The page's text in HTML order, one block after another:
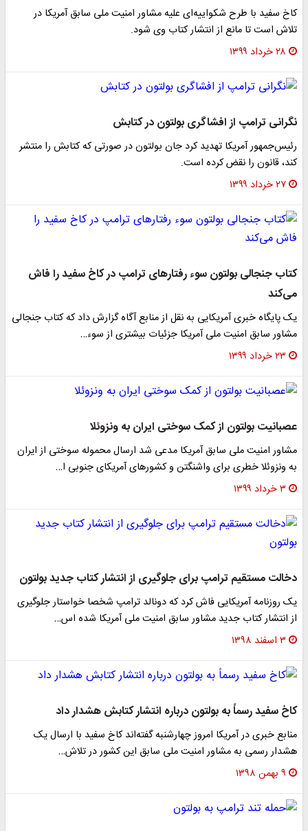
کاخ سفید با طرح شکواییه‌ای علیه مشاور امنیت ملی سابق آمریکا در
تلاش است تا مانع از انتشار کتاب وی شود.
۲۸ خرداد ۱۳۹۹
نگرانی ترامپ از افشاگری بولتون در کتابش
رئیس‌جمهور آمریکا تهدید کرد جان بولتون در صورتی که کتابش را منتشر
کند، قانون را نقض کرده است.
۲۷ خرداد ۱۳۹۹
کتاب جنجالی بولتون سوء رفتار‌های ترامپ در کاخ سفید را فاش
می‌کند
یک پایگاه خبری آمریکایی به نقل از منابع آگاه گزارش داد که کتاب جنجالی
مشاور سابق امنیت ملی آمریکا جزئیات بیشتری از سوء…
۲۳ خرداد ۱۳۹۹
عصبانیت بولتون از کمک سوختی ایران به ونزوئلا
مشاور امنیت ملی سابق آمریکا مدعی شد ارسال محموله سوختی از ایران
به ونزوئلا خطری برای واشنگتن و کشور‌های آمریکای جنوبی ا…
۳ خرداد ۱۳۹۹
دخالت مستقیم ترامپ برای جلوگیری از انتشار کتاب جدید بولتون
یک روزنامه آمریکایی فاش کرد که دونالد ترامپ شخصا خواستار جلوگیری
از انتشار کتاب جدید مشاور سابق امنیت ملی آمریکا شده اس…
۳ اسفند ۱۳۹۸
کاخ سفید رسماً به بولتون درباره انتشار کتابش هشدار داد
منابع خبری در آمریکا امروز چهارشنبه گفته‌اند کاخ سفید با ارسال یک
هشدار رسمی به مشاور امنیت ملی سابق این کشور در تلاش…
۹ بهمن ۱۳۹۸